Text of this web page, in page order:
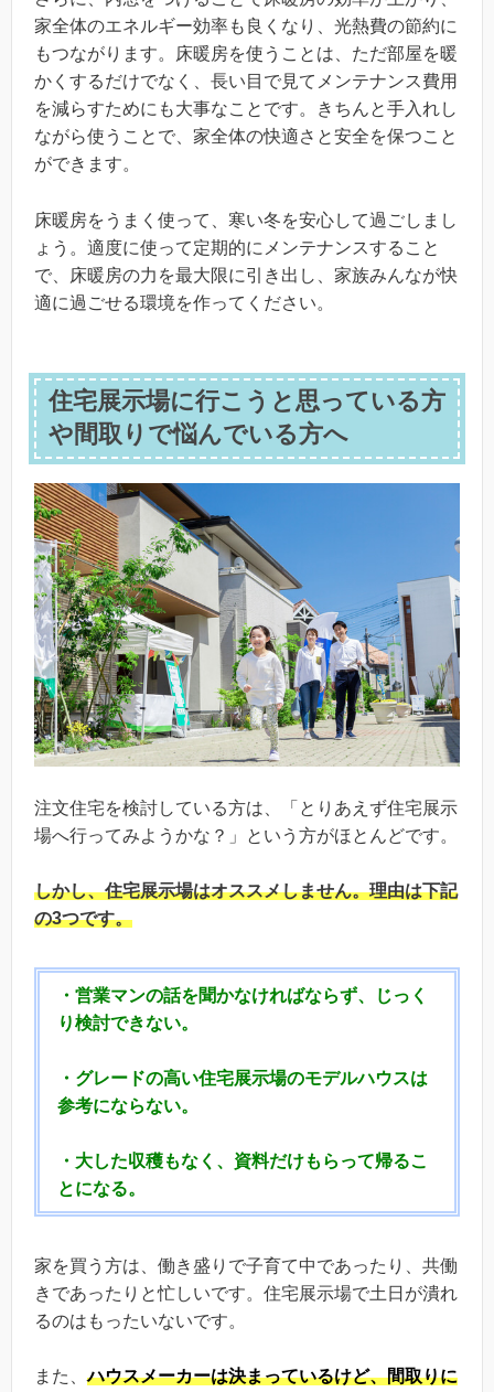
家全体のエネルギー効率も良くなり、光熱費の節約に
もつながります。床暖房を使うことは、ただ部屋を暖
かくするだけでなく、長い目で見てメンテナンス費用
を減らすためにも大事なことです。きちんと手入れし
ながら使うことで、家全体の快適さと安全を保つこと
ができます。
床暖房をうまく使って、寒い冬を安心して過ごしまし
ょう。適度に使って定期的にメンテナンスすること
で、床暖房の力を最大限に引き出し、家族みんなが快
適に過ごせる環境を作ってください。
住宅展示場に行こうと思っている方
や間取りで悩んでいる方へ
注文住宅を検討している方は、「とりあえず住宅展示
場へ行ってみようかな？」という方がほとんどです。
しかし、住宅展示場はオススメしません。理由は下記
の3つです。
・営業マンの話を聞かなければならず、じっく
り検討できない。
・グレードの高い住宅展示場のモデルハウスは
参考にならない。
・大した収穫もなく、資料だけもらって帰るこ
とになる。
家を買う方は、働き盛りで子育て中であったり、共働
きであったりと忙しいです。住宅展示場で土日が潰れ
るのはもったいないです。
また、ハウスメーカーは決まっているけど、間取りに